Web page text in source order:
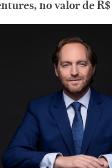
no valor de R$